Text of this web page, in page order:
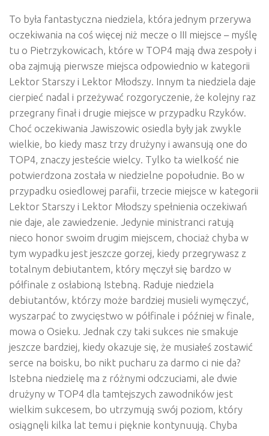
To była fantastyczna niedziela, która jednym przerywa
oczekiwania na coś więcej niż mecze o III miejsce – myślę
tu o Pietrzykowicach, które w TOP4 mają dwa zespoły i
oba zajmują pierwsze miejsca odpowiednio w kategorii
Lektor Starszy i Lektor Młodszy. Innym ta niedziela daje
cierpieć nadal i przeżywać rozgoryczenie, że kolejny raz
przegrany finał i drugie miejsce w przypadku Rzyków.
Choć oczekiwania Jawiszowic osiedla były jak zwykle
wielkie, bo kiedy masz trzy drużyny i awansują one do
TOP4, znaczy jesteście wielcy. Tylko ta wielkość nie
potwierdzona została w niedzielne popołudnie. Bo w
przypadku osiedlowej parafii, trzecie miejsce w kategorii
Lektor Starszy i Lektor Młodszy spełnienia oczekiwań
nie daje, ale zawiedzenie. Jedynie ministranci ratują
nieco honor swoim drugim miejscem, chociaż chyba w
tym wypadku jest jeszcze gorzej, kiedy przegrywasz z
totalnym debiutantem, który męczył się bardzo w
półfinale z osłabioną Istebną. Raduje niedziela
debiutantów, którzy może bardziej musieli wymęczyć,
wyszarpać to zwycięstwo w półfinale i później w finale,
mowa o Osieku. Jednak czy taki sukces nie smakuje
jeszcze bardziej, kiedy okazuje się, że musiałeś zostawić
serce na boisku, bo nikt pucharu za darmo ci nie da?
Istebna niedzielę ma z różnymi odczuciami, ale dwie
drużyny w TOP4 dla tamtejszych zawodników jest
wielkim sukcesem, bo utrzymują swój poziom, który
osiągnęli kilka lat temu i pięknie kontynuują. Chyba